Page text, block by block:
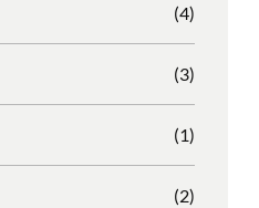
(4)
(3)
(1)
(2)